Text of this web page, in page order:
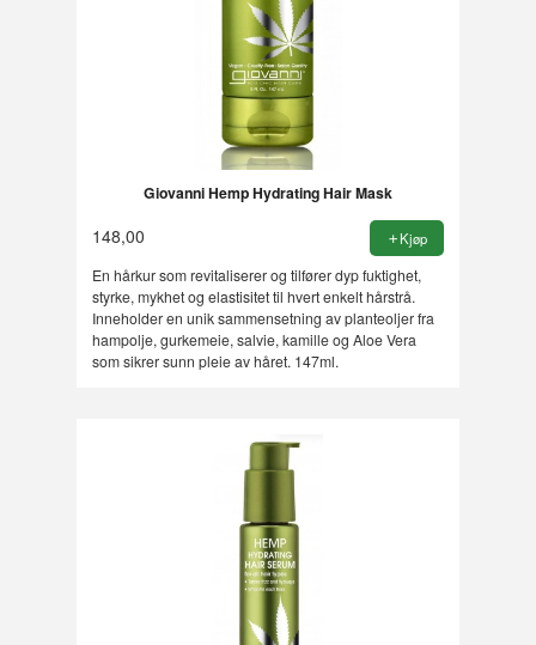
Giovanni Hemp Hydrating Hair Mask
148,00 Kjøp
En hårkur som revitaliserer og tilfører dyp fuktighet,
styrke, mykhet og elastisitet til hvert enkelt hårstrå.
Inneholder en unik sammensetning av planteoljer fra
hampolje, gurkemeie, salvie, kamille og Aloe Vera
som sikrer sunn pleie av håret. 147ml.